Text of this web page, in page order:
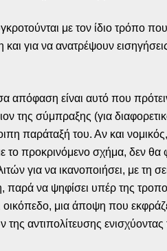
με τον ίδιο τρόπο
για να ανατρέψουν
απόφαση είναι αυτό που
της σύμπραξης (για
του. Αν και νομικός,
προκρινόμενο σχήμα, δεν θα
για να ικανοποιήσει, με τη
παρά να ψηφίσει υπέρ της
οικόπεδο, μια άποψη που
αντιπολίτευσης